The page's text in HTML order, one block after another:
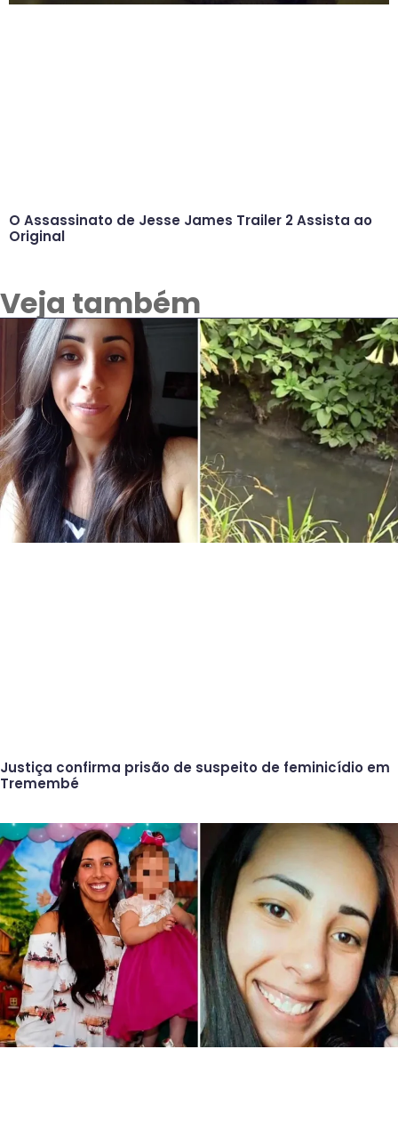
O Assassinato de Jesse James Trailer 2 Assista ao
Original
Veja também
Justiça confirma prisão de suspeito de feminicídio em
Tremembé